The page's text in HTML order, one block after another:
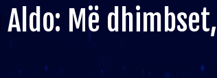
Më dhimbset,